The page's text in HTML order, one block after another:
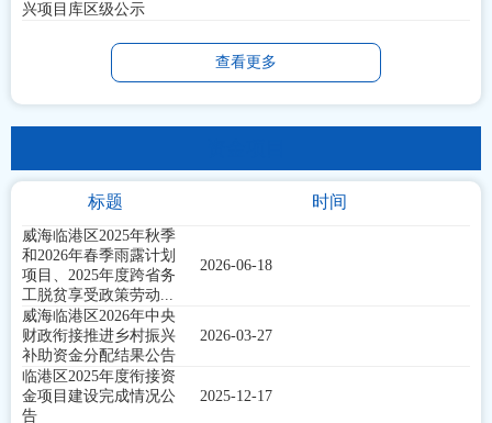
兴项目库区级公示
查看更多
标题 时间
威海临港区2025年秋季
和2026年春季雨露计划
项目、2025年度跨省务
工脱贫享受政策劳动...
2026-06-18
威海临港区2026年中央
财政衔接推进乡村振兴
补助资金分配结果公告
2026-03-27
临港区2025年度衔接资
金项目建设完成情况公
告
2025-12-17